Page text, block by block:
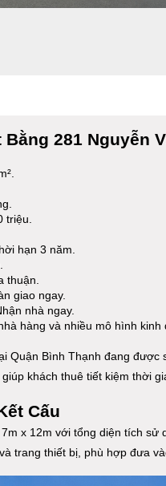
Bằng 281 Nguyễn
triệu.
hạn 3 năm.
thuận.
giao ngay.
nhà ngay.
hàng và nhiều mô hình kinh
Quận Bình Thạnh đang được
khách thuê tiết kiệm thời
Cấu
x 12m với tổng diện tích sử
trang thiết bị, phù hợp đưa